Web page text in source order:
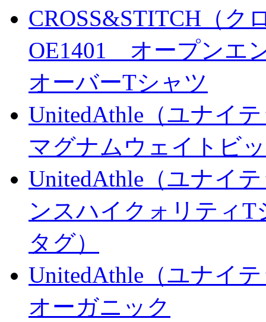
CROSS&STITCH（
OE1401 オープンエ
オーバーTシャツ
UnitedAthle（ユナイ
マグナムウェイトビ
UnitedAthle（ユナイ
ンスハイクォリテ
タグ）
UnitedAthle（ユナイ
オーガニック